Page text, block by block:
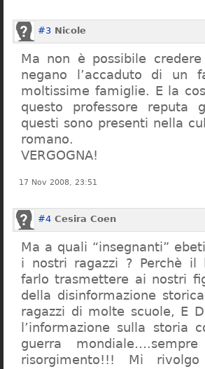
#3 Nicole
Ma non è possibile
negano l’accaduto di
moltissime famiglie. E la
questo professore reputa
questi sono presenti nella
romano.
VERGOGNA!
17 Nov 2008, 23:51
#4 Cesira Coen
Ma a quali “insegnanti”
i nostri ragazzi ? Perchè il
farlo trasmettere ai nostri
della disinformazione
ragazzi di molte scuole, E DI
l’informazione sulla storia
guerra
risorgimento!!! Mi